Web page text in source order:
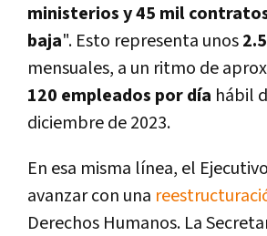
ministerios y 45 mil
baja". Esto representa unos
mensuales, a un ritmo de
120 empleados por día hábil
diciembre de 2023.
En esa misma línea, el
avanzar con una
Derechos Humanos. La